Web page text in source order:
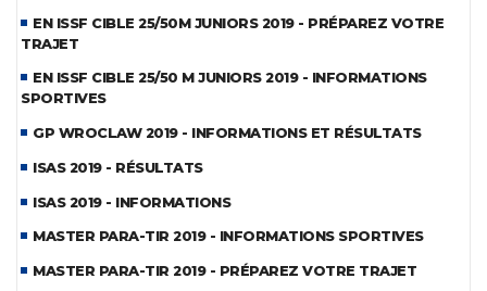
EN ISSF CIBLE 25/50M JUNIORS 2019 - PRÉPAREZ VOTRE
TRAJET
EN ISSF CIBLE 25/50 M JUNIORS 2019 - INFORMATIONS
SPORTIVES
GP WROCLAW 2019 - INFORMATIONS ET RÉSULTATS
ISAS 2019 - RÉSULTATS
ISAS 2019 - INFORMATIONS
MASTER PARA-TIR 2019 - INFORMATIONS SPORTIVES
MASTER PARA-TIR 2019 - PRÉPAREZ VOTRE TRAJET